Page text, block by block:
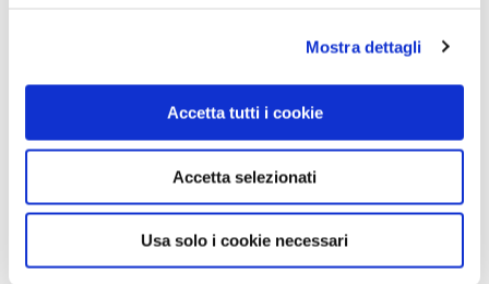
Mostra dettagli
Accetta tutti i cookie
Accetta selezionati
Usa solo i cookie necessari